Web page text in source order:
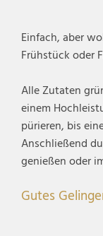
Einfach, aber
Frühstück oder
Alle Zutaten
einem
pürieren, bis
Anschließend
genießen oder
Gutes